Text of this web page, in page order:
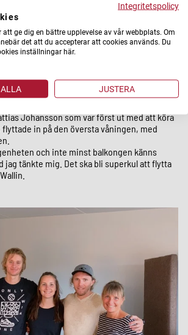
detaljer i en mintblå nyans.
så smidig som möjligt får varje hushåll en
Johansson som var först ut med att köra
in på den översta våningen, med
och inte minst balkongen känns
jag tänkte mig. Det ska bli superkul att flytta
Integritetspolicy
ge dig en bättre upplevelse av vår webbplats. Om
det att du accepterar att cookies används. Du
inställningar här.
JUSTERA